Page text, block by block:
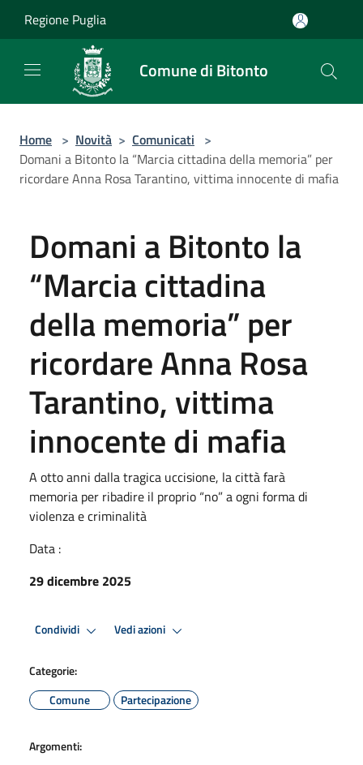
Regione Puglia
Comune di Bitonto
Home > Novità > Comunicati >
Domani a Bitonto la “Marcia cittadina della memoria” per
ricordare Anna Rosa Tarantino, vittima innocente di mafia
Domani a Bitonto la
“Marcia cittadina
della memoria” per
ricordare Anna Rosa
Tarantino, vittima
innocente di mafia
A otto anni dalla tragica uccisione, la città farà
memoria per ribadire il proprio “no” a ogni forma di
violenza e criminalità
Data :
29 dicembre 2025
Condividi Vedi azioni
Categorie:
Comune
Partecipazione
Argomenti: